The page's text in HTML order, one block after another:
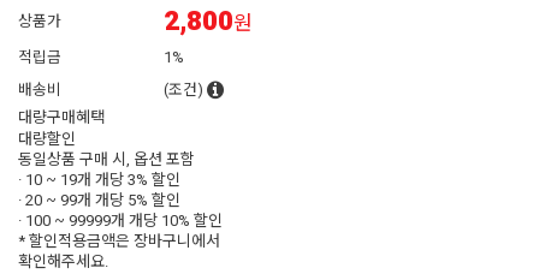
상품가 2,800원
적립금
1%
배송비
(조건)
대량구매혜택
대량할인
동일상품 구매 시, 옵션 포함
· 10 ~ 19개 개당3% 할인
· 20 ~ 99개 개당 5% 할인
· 100 ~ 99999개 개당 10% 할인
* 할인적용금액은 장바구니에서
확인해주세요.